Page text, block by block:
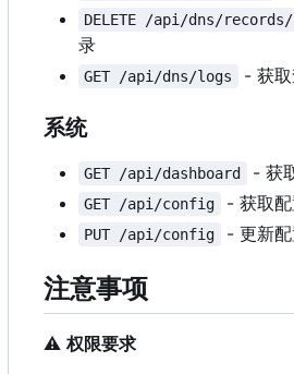
DELETE /api/dns/
录
GET /api/dns/logs - 获
系统
GET /api/dashboard - 获
GET /api/config - 获取
PUT /api/config - 更新
注意事项
⚠️ 权限要求